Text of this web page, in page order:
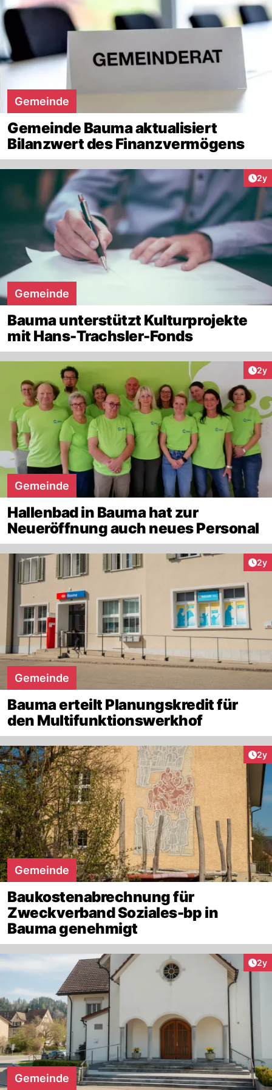
Gemeinde
Gemeinde Bauma aktualisiert
Bilanzwert des Finanzvermögens
2y
Gemeinde
Bauma unterstützt Kulturprojekte
mit Hans-Trachsler-Fonds
2y
Gemeinde
Hallenbad in Bauma hat zur
Neueröffnung auch neues Personal
2y
Gemeinde
Bauma erteilt Planungskredit für
den Multifunktionswerkhof
2y
Gemeinde
Baukostenabrechnung für
Zweckverband Soziales-bp in
Bauma genehmigt
2y
Gemeinde